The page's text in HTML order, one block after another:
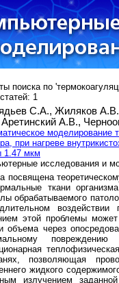
поиска по
1
С.А., Жиляков
Аретинский А.В.,
моделирование
при нагреве
1.47 мкм
исследования и
посвящена
ткани
обрабатываемого
этой проблемы
объема через
повреждению
позволяющая
жидкого
излучением